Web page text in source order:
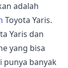
adalah
Toyota Yaris.
Yaris dan
yang bisa
punya banyak